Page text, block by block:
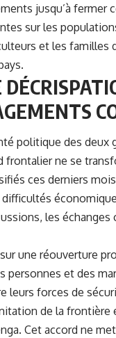
jusqu’à fermer
sur les
et les
politique des
ne se
ces derniers
les échanges
une réouverture
personnes et des
leurs forces de
de la frontière
Cet accord ne